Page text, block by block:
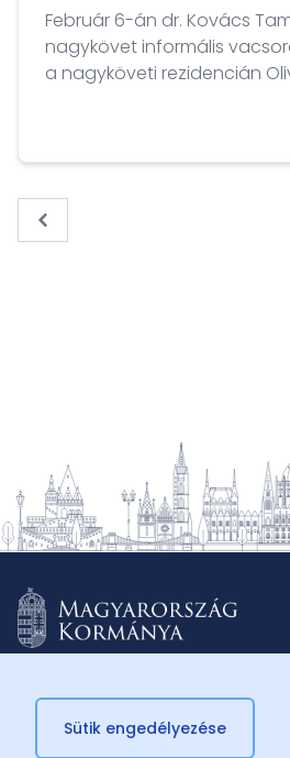
Február 6-án dr. Kovács
nagykövet informális
a nagyköveti rezidencián
(EGSZB) elnökét és Jürgen
« Previous
© 2026
Sütik engedélyezése